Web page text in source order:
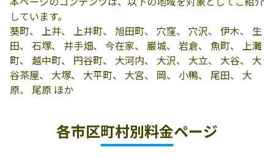
米子煉炭有限会
社／倉吉営業所
682-0024 倉吉市
0120-266-303
しています。
葵町、 上井、 上井町、 旭田町、 穴窪、 穴沢、 伊木、 生
田、 石塚、 井手畑、 今在家、 巌城、 岩倉、 魚町、 上灘
町、 越中町、 円谷町、 大河内、 大沢、 大立、 大谷、 大
谷茶屋、 大塚、 大平町、 大宮、 岡、 小鴨、 尾田、 大
原、 尾原 ほか
各市区町村別料金ページ